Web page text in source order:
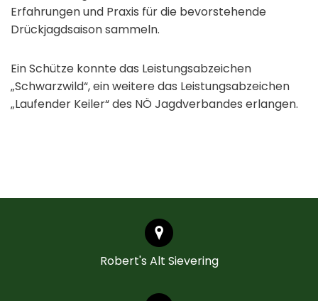
Erfahrungen und Praxis für die bevorstehende
Drückjagdsaison sammeln.
Ein Schütze konnte das Leistungsabzeichen
„Schwarzwild“, ein weitere das Leistungsabzeichen
„Laufender Keiler“ des NÖ Jagdverbandes erlangen.
Robert's Alt Sievering